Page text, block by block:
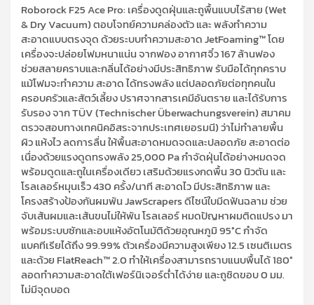
Roborock F25 Ace Pro: เครื่องดูดฝุ่นและถูพื้นแบบไร้สาย (Wet
& Dry Vacuum) ตอบโจทย์ความคล่องตัว และ พลังทำความ
สะอาดแบบตรงจุด ด้วยระบบทำความสะอาด JetFoaming™ โดย
เครื่องจะปล่อยโฟมหนาแน่น จากฟอง อากาศจิ๋ว 167 ล้านฟอง
ช่วยสลายคราบและกลิ่นได้อย่างมีประสิทธิภาพ รับมือได้ทุกคราบ
แม้โฟมจะทำความ สะอาด ได้ทรงพลัง แต่ปลอดภัยต่อทุกคนใน
ครอบครัวและสัตว์เลี้ยง ปราศจากสารเคมีอันตราย และได้รับการ
รับรอง จาก TÜV (Technischer Überwachungsverein) สมาคม
ตรวจสอบทางเทคนิคอิสระจากประเทศเยอรมนี) ว่าไม่ทำลายพื้น
ผิว แห้งไว ลดการลื่น ให้พื้นสะอาดหมดจดและปลอดภัย สะอาดต่อ
เนื่องด้วยแรงดูดทรงพลัง 25,000 Pa กำจัดฝุ่นได้อย่างหมดจด
พร้อมดูดและถูในเครื่องเดียว เสริมด้วยแรงกดพื้น 30 นิวตัน และ
โรลเลอร์หมุนเร็ว 430 ครั้ง/นาที สะอาดไว มีประสิทธิภาพ และ
โครงสร้างป้องกันผมพัน JawScrapers ดีไซน์ใบมีดฟันฉลาม ช่วย
จับเส้นผมและเส้นขนไม่ให้พัน โรลเลอร์ หมดปัญหาผมติดแปรง มา
พร้อมระบบซักและอบแห้งอัตโนมัติด้วยอุณหภูมิ 95°C กำจัด
แบคทีเรียได้ถึง 99.99% ตัวเครื่องมีความสูงเพียง 12.5 เซนติเมตร
และด้วย FlatReach™ 2.0 ทำให้เครื่องสามารถราบแนบพื้นได้ 180°
ลอดทำความสะอาดใต้เฟอร์นิเจอร์ต่ำได้ง่าย และถูชิดขอบ 0 มม.
ไม่มีจุดบอด